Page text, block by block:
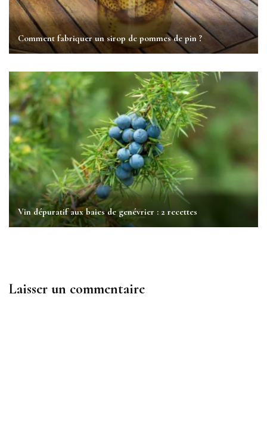
Comment fabriquer un sirop de pommes de pin ?
Vin dépuratif aux baies de genévrier : 2 recettes
Laisser un commentaire